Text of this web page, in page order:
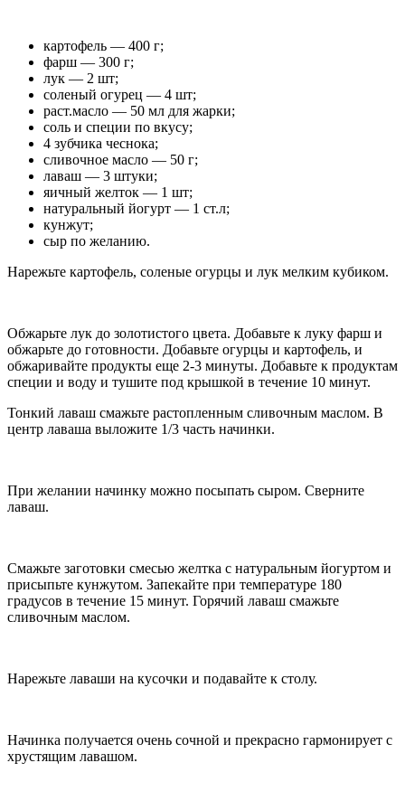
картофель — 400 г;
фарш — 300 г;
лук — 2 шт;
соленый огурец — 4 шт;
раст.масло — 50 мл для жарки;
соль и специи по вкусу;
4 зубчика чеснока;
сливочное масло — 50 г;
лаваш — 3 штуки;
яичный желток — 1 шт;
натуральный йогурт — 1 ст.л;
кунжут;
сыр по желанию.
Нарежьте картофель, соленые огурцы и лук мелким кубиком.
Обжарьте лук до золотистого цвета. Добавьте к луку фарш и
обжарьте до готовности. Добавьте огурцы и картофель, и
обжаривайте продукты еще 2-3 минуты. Добавьте к продуктам
специи и воду и тушите под крышкой в течение 10 минут.
Тонкий лаваш смажьте растопленным сливочным маслом. В
центр лаваша выложите 1/3 часть начинки.
При желании начинку можно посыпать сыром. Сверните
лаваш.
Смажьте заготовки смесью желтка с натуральным йогуртом и
присыпьте кунжутом. Запекайте при температуре 180
градусов в течение 15 минут. Горячий лаваш смажьте
сливочным маслом.
Нарежьте лаваши на кусочки и подавайте к столу.
Начинка получается очень сочной и прекрасно гармонирует с
хрустящим лавашом.